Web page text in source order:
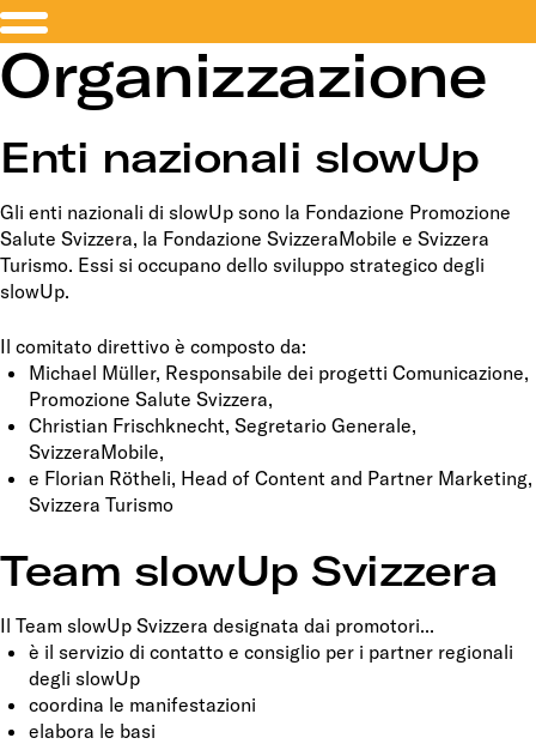
Organizzazione
Enti nazionali slowUp
Gli enti nazionali di slowUp sono la Fondazione Promozione
Salute Svizzera, la Fondazione SvizzeraMobile e Svizzera
Turismo. Essi si occupano dello sviluppo strategico degli
slowUp.
Il comitato direttivo è composto da:
Michael Müller, Responsabile dei progetti Comunicazione,
Promozione Salute Svizzera,
Christian Frischknecht, Segretario Generale,
SvizzeraMobile,
e Florian Rötheli, Head of Content and Partner Marketing,
Svizzera Turismo
Team slowUp Svizzera
Il Team slowUp Svizzera designata dai promotori...
è il servizio di contatto e consiglio per i partner regionali
degli slowUp
coordina le manifestazioni
elabora le basi